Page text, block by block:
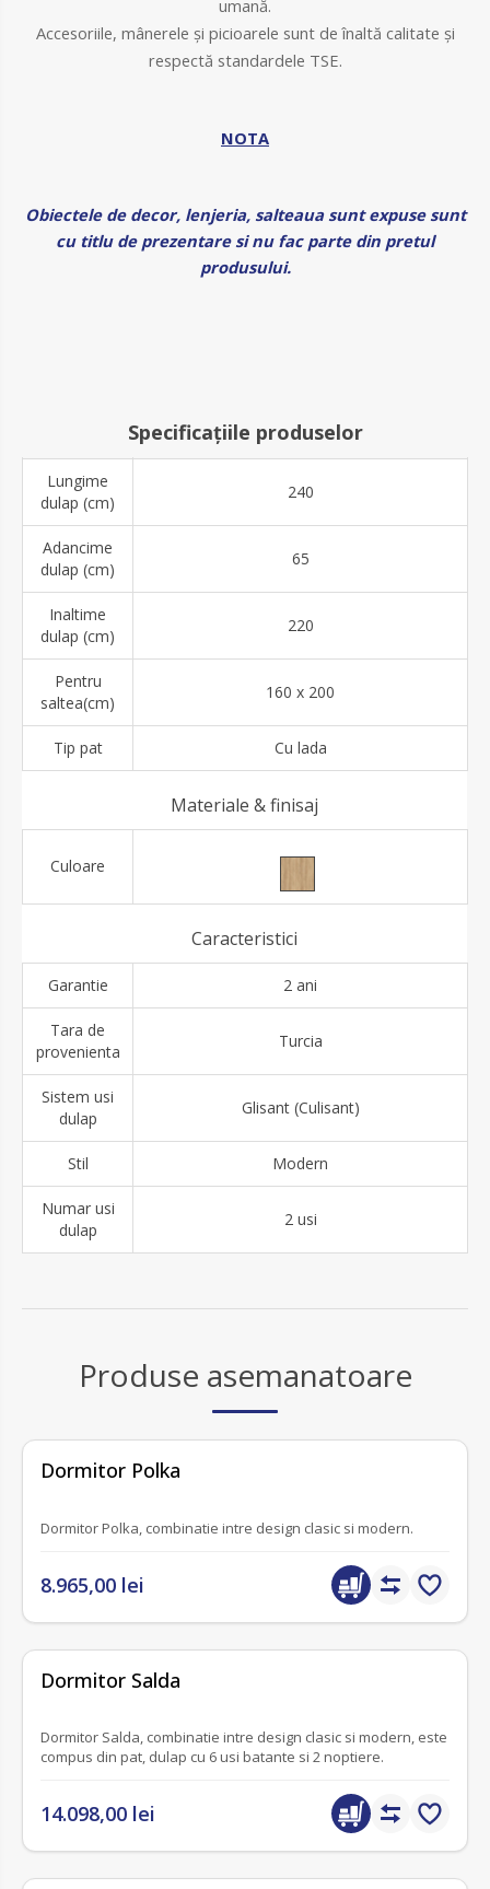
umană.
Accesoriile, mânerele și picioarele sunt de înaltă calitate și
respectă standardele TSE.
NOTA
Obiectele de decor, lenjeria, salteaua sunt expuse sunt
cu titlu de prezentare si nu fac parte din pretul
produsului.
Specificațiile produselor
Lungime
dulap (cm)
240
Adancime
dulap (cm)
65
Inaltime
dulap (cm)
220
Pentru
saltea(cm)
160 x 200
Tip pat Cu lada
Materiale & finisaj
Culoare
Caracteristici
Garantie 2 ani
Tara de
provenienta
Turcia
Sistem usi
dulap
Glisant (Culisant)
Stil Modern
Numar usi
dulap
2 usi
Produse asemanatoare
Dormitor Polka
Dormitor Polka, combinatie intre design clasic si modern.
8.965,00 lei
Dormitor Salda
Dormitor Salda, combinatie intre design clasic si modern, este
compus din pat, dulap cu 6 usi batante si 2 noptiere.
14.098,00 lei